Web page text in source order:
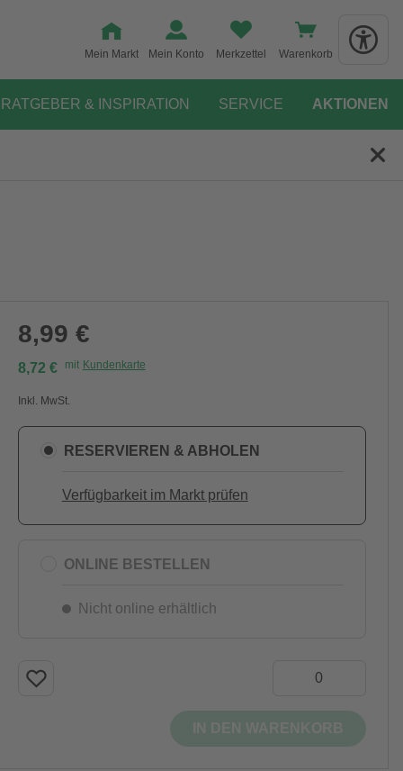
Mein Markt Mein Konto Merkzettel Warenkorb
RATGEBER & INSPIRATION SERVICE AKTIONEN
8,99 €
8,72 € mit Kundenkarte
Inkl. MwSt.
RESERVIEREN & ABHOLEN
Verfügbarkeit im Markt prüfen
ONLINE BESTELLEN
Nicht online erhältlich